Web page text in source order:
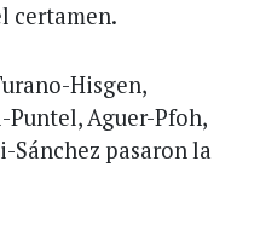
certamen.
Hisgen,
Aguer-Pfoh,
Sánchez pasaron la